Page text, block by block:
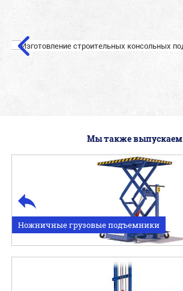
Мы также выпускаем
Ножничные грузовые подъемники